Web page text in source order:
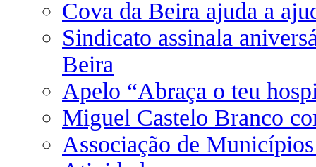
Cova da Beira ajuda a
Sindicato assinala
Beira
Apelo “Abraça o teu
Miguel Castelo Branco
Associação de